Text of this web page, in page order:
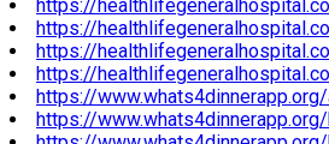
https://
https://
https://
https://
https://
https://